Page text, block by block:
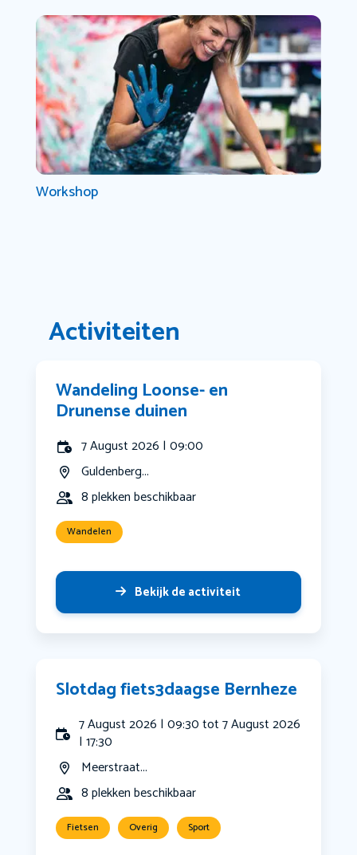
Workshop
Activiteiten
Wandeling Loonse- en
Drunense duinen
7 August 2026 | 09:00
Guldenberg...
8 plekken beschikbaar
Wandelen
Bekijk de activiteit
Slotdag fiets3daagse Bernheze
7 August 2026 | 09:30 tot 7 August 2026
| 17:30
Meerstraat...
8 plekken beschikbaar
Fietsen Overig Sport